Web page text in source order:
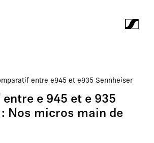
entre e 945 et e 935 Sennheiser
e 945 et e 935
Nos micros main de